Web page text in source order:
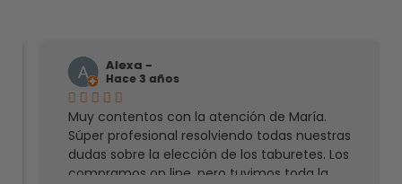
Alexa -
Hace 3 años
Muy contentos con la atención de María.
Súper profesional resolviendo todas nuestras
dudas sobre la elección de los taburetes. Los
compramos on line, pero tuvimos toda la